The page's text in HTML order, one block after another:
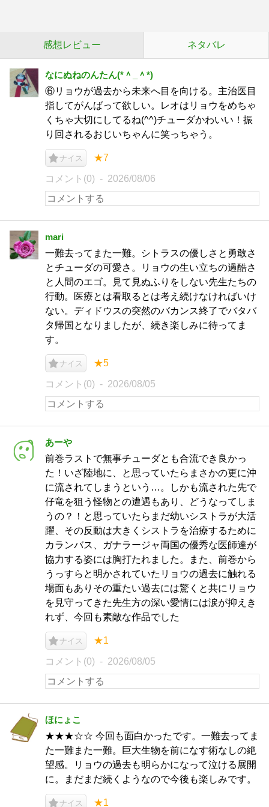
感想レビュー ネタバレ
なにぬねのんたん(*＾_＾*)
⑥リョウが過去から未来へ目を向ける。主治医目
指してがんばって欲しい。レオはリョウをめちゃ
くちゃ大切にしてるね(^^)チューダかわいい！振
り回されるおじいちゃんに笑っちゃう。
ナイス ★7
コメント(0) 2026/08/06
mari
一難去ってまた一難。シトラスの優しさと勇敢さ
とチューダの可愛さ。リョウの生い立ちの過酷さ
と人間のエゴ。見て見ぬふりをしない先生たちの
行動。医療とは看取るとは考え続けなければいけ
ない。ディドウスの突然のバカンス終了でバタバ
タ帰国となりましたが、続き楽しみに待ってま
す。
ナイス ★5
コメント(0) 2026/08/05
あーや
前巻ラストで無事チューダとも合流でき良かっ
た！いざ陸地に、と思っていたらまさかの更に沖
に流されてしまうという…。しかも流された先で
仔竜を狙う怪物との遭遇もあり、どうなってしま
うの？！と思っていたらまだ幼いシストラが大活
躍、その反動は大きくシストラを治療するために
カランバス、ガナラージャ両国の優秀な医師達が
協力する姿には胸打たれました。また、前巻から
うっすらと明かされていたリョウの過去に触れる
場面もありその重たい過去には驚くと共にリョウ
を見守ってきた先生方の深い愛情には涙が抑えき
れず、今回も素敵な作品でした
ナイス ★1
コメント(0) 2026/08/05
ほにょこ
★★★☆☆ 今回も面白かったです。一難去ってま
た一難また一難。巨大生物を前になす術なしの絶
望感。リョウの過去も明らかになって泣ける展開
に。まだまだ続くようなので今後も楽しみです。
ナイス ★1